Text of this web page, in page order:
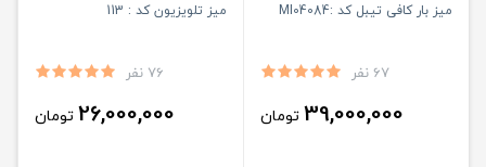
میز بار کافی تیبل کد :MI04084
67 نفر
39,000,000 تومان
میز تلویزیون کد : 113
76 نفر
26,000,000 تومان